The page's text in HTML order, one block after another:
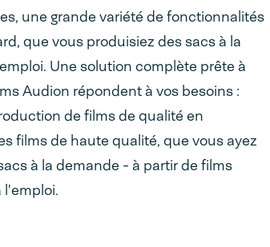
une grande variété de fonctionnalités
que vous produisiez des sacs à la
Une solution complète prête à
Audion répondent à vos besoins :
de films de qualité en
films de haute qualité, que vous ayez
à la demande - à partir de films
l'emploi.